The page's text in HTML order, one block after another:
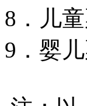
8．儿
9．婴